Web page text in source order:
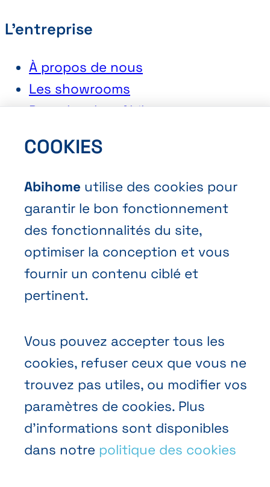
Conditions générales de vente
Politique vie privée
Cookies
L'entreprise
À propos de nous
Les showrooms
Postuler chez Abihome
Demander une offre
Prendre rendez-vous
Nous contacter
COOKIES
Abihome utilise des cookies pour
garantir le bon fonctionnement
des fonctionnalités du site,
optimiser la conception et vous
fournir un contenu ciblé et
pertinent.
Vous pouvez accepter tous les
cookies, refuser ceux que vous ne
trouvez pas utiles, ou modifier vos
paramètres de cookies. Plus
d’informations sont disponibles
dans notre politique des cookies